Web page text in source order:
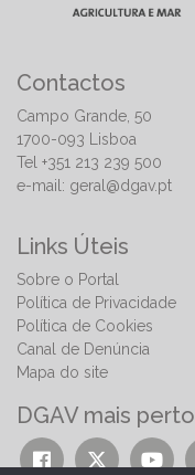
Contactos
Campo Grande, 50
1700-093 Lisboa
Tel +351 213 239 500
e-mail: geral@dgav.pt
Links Úteis
Sobre o Portal
Política de Privacidade
Política de Cookies
Canal de Denúncia
Mapa do site
DGAV mais perto